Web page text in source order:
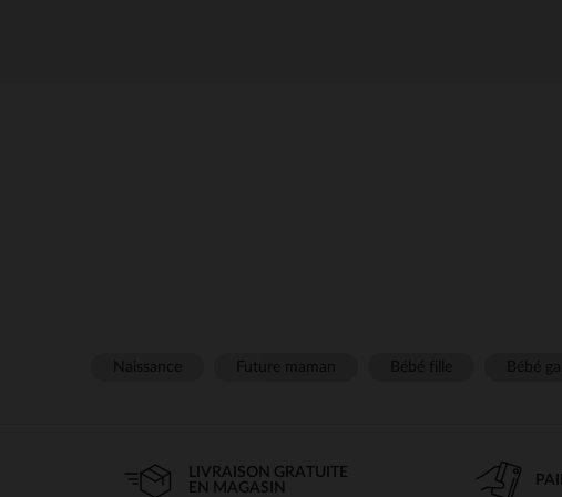
LIVRAISON GRATUITE
EN MAGASIN